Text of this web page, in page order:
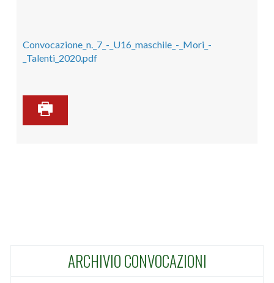
Convocazione_n._7_-_U16_maschile_-_Mori_-
_Talenti_2020.pdf
ARCHIVIO CONVOCAZIONI